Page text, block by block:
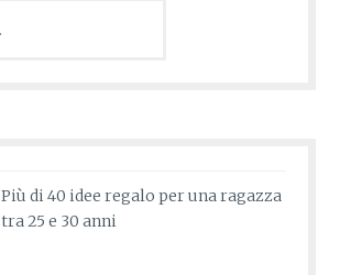
Più di 40 idee regalo per una ragazza
tra 25 e 30 anni